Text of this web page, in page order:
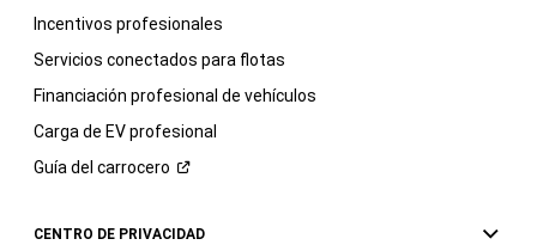
Incentivos profesionales
Servicios conectados para flotas
Financiación profesional de vehículos
Carga de EV profesional
Guía del carrocero
CENTRO DE PRIVACIDAD